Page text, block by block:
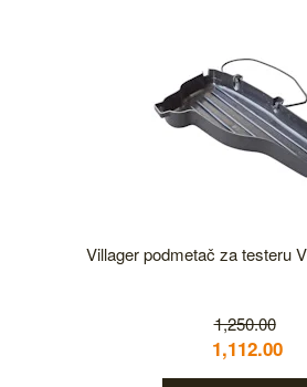
Villager podmetač za testeru
1,250.00
1,112.00